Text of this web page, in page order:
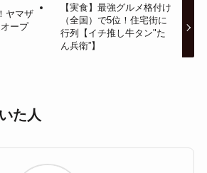
ヤマザ
ープ
【実食】最強グルメ格付け
（全国）で5位！住宅街に
行列【イチ推し牛タン"た
ん兵衛”】
た人